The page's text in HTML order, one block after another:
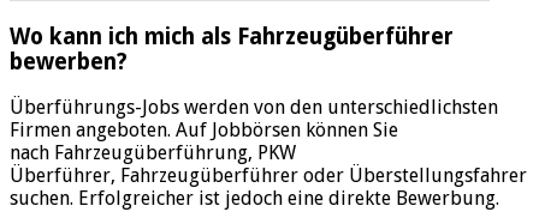
Wo kann ich mich als Fahrzeugüberführer
bewerben?
Überführungs-Jobs werden von den unterschiedlichsten
Firmen angeboten. Auf Jobbörsen können Sie
nach Fahrzeugüberführung, PKW
Überführer, Fahrzeugüberführer oder Überstellungsfahrer
suchen. Erfolgreicher ist jedoch eine direkte Bewerbung.